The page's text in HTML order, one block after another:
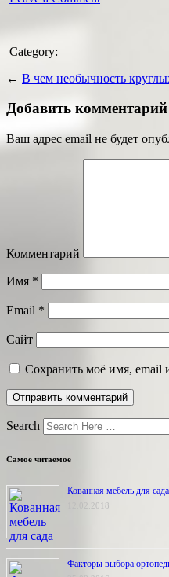
Category:
← В чем необычность
Добавить комментарий
Ваш адрес email не будет
Комментарий
Имя *
Email *
Сайт
Сохранить моё имя, email
Search
Самое читаемое
Кованная мебель для сада
12.02.2018
Факторы выбора